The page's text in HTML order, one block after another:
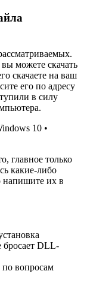
можете скачать
скачаете на ваш
его по адресу
в силу
главное только
какие-либо
напишите их в
бросает DLL-